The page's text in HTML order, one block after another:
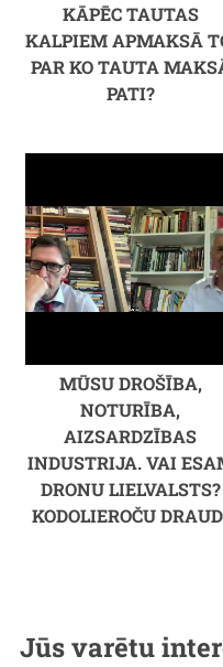
KĀPĒC TAUTAS
KALPIEM APMAKSĀ
PAR KO TAUTA
PATI?
MŪSU DROŠĪBA,
NOTURĪBA,
AIZSARDZĪBAS
INDUSTRIJA. VAI
DRONU LIELVALSTS?
KODOLIEROČU
Jūs varētu